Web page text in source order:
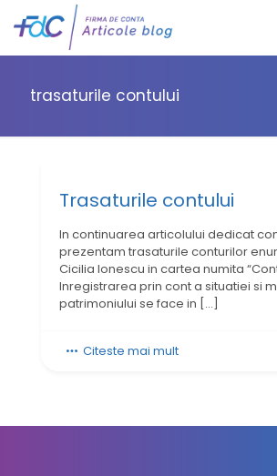
trasaturile contului
Trasaturile contului
In continuarea articolului dedicat
prezentam trasaturile conturilor
Cicilia Ionescu in cartea numita
Inregistrarea prin cont a situatiei si
patrimoniului se face in […]
Citeste mai mult